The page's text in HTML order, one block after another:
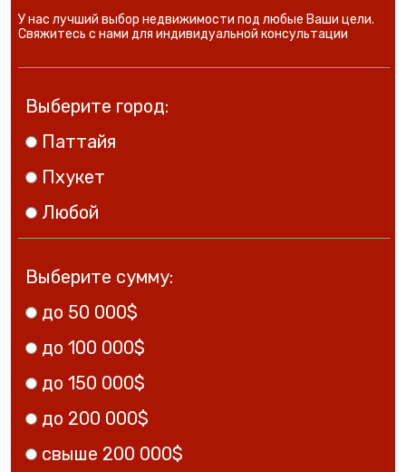
У нас лучший выбор недвижимости под любые Ваши цели.
Свяжитесь с нами для индивидуальной консультации
Выберите город:
Паттайя
Пхукет
Любой
Выберите сумму:
до 50 000$
до 100 000$
до 150 000$
до 200 000$
свыше 200 000$